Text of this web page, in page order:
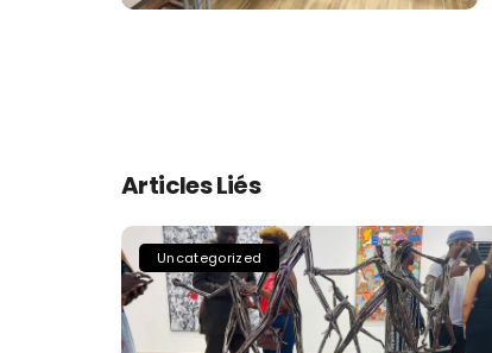
Articles Liés
Uncategorized